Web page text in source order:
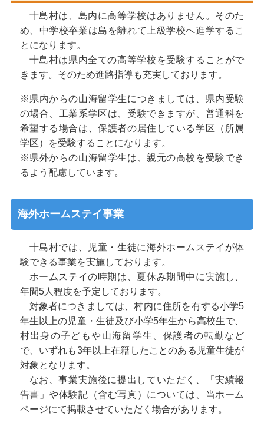
十島村は、島内に高等学校はありません。そのた
め、中学校卒業は島を離れて上級学校へ進学するこ
とになります。
十島村は県内全ての高等学校を受験することがで
きます。そのため進路指導も充実しております。
※県内からの山海留学生につきましては、県内受験
の場合、工業系学区は、受験できますが、普通科を
希望する場合は、保護者の居住している学区（所属
学区）を受験することになります。
※県外からの山海留学生は、親元の高校を受験でき
るよう配慮しています。
海外ホームステイ事業
十島村では、児童・生徒に海外ホームステイが体
験できる事業を実施しております。
ホームステイの時期は、夏休み期間中に実施し、
年間5人程度を予定しております。
対象者につきましては、村内に住所を有する小学5
年生以上の児童・生徒及び小学5年生から高校生で、
村出身の子どもや山海留学生、保護者の転勤など
で、いずれも3年以上在籍したことのある児童生徒が
対象となります。
なお、事業実施後に提出していただく、「実績報
告書」や体験記（含む写真）については、当ホーム
ページにて掲載させていただく場合があります。